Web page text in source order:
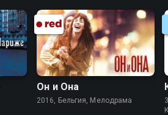
Он и Она
2016, Бельгия, Мелодрама